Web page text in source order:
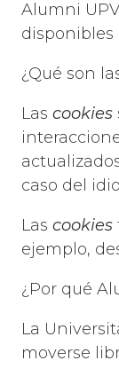
Alumni
disponibles
¿Qué son
Las cookies
caso del
Las cookies
ejemplo,
¿Por qué
La
moverse